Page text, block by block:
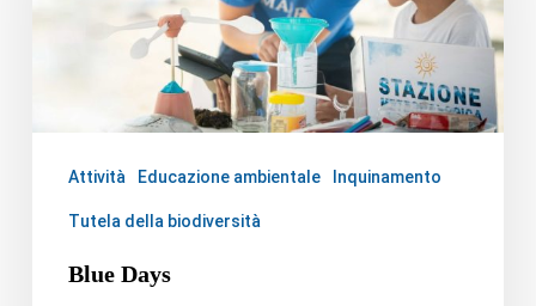
Attività Educazione ambientale Inquinamento
Tutela della biodiversità
Blue Days